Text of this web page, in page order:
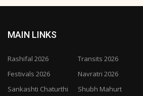
MAIN LINKS
Rashifal 2026 Transits 2026
Festivals 2026
Navratri 2026
Sankashti Chaturthi
Shubh Mahurt